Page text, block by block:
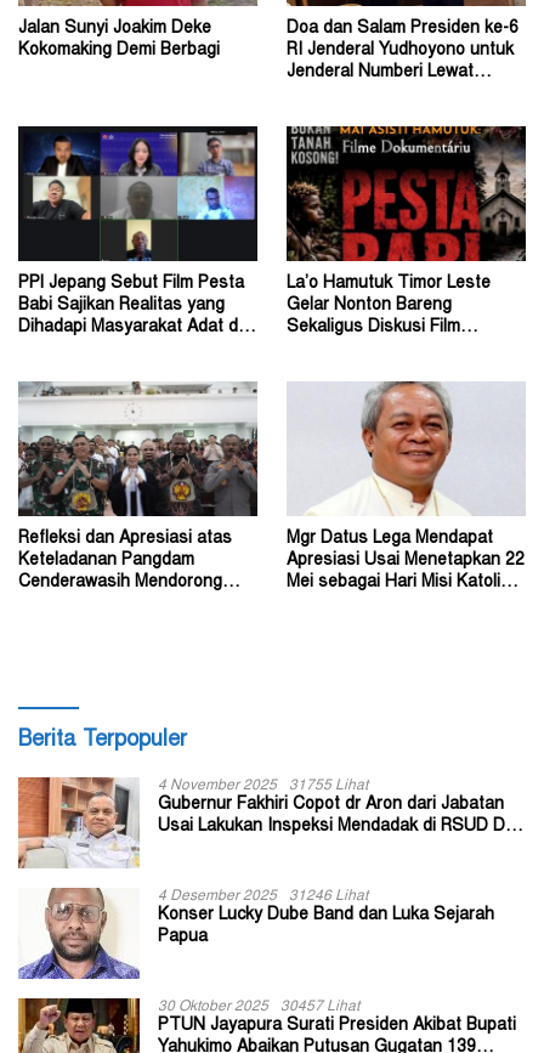
Jalan Sunyi Joakim Deke
Kokomaking Demi Berbagi
Doa dan Salam Presiden ke-6
RI Jenderal Yudhoyono untuk
Jenderal Numberi Lewat
PPI Jepang Sebut Film Pesta
Babi Sajikan Realitas yang
Dihadapi Masyarakat Adat di
La’o Hamutuk Timor Leste
Gelar Nonton Bareng
Sekaligus Diskusi Film
Refleksi dan Apresiasi atas
Keteladanan Pangdam
Cenderawasih Mendorong
Mgr Datus Lega Mendapat
Apresiasi Usai Menetapkan 22
Mei sebagai Hari Misi Katolik
Berita Terpopuler
4 November 2025 31755 Lihat
Gubernur Fakhiri Copot dr Aron dari Jabatan
Usai Lakukan Inspeksi Mendadak di RSUD Dok
4 Desember 2025 31246 Lihat
Konser Lucky Dube Band dan Luka Sejarah
Papua
30 Oktober 2025 30457 Lihat
PTUN Jayapura Surati Presiden Akibat Bupati
Yahukimo Abaikan Putusan Gugatan 139